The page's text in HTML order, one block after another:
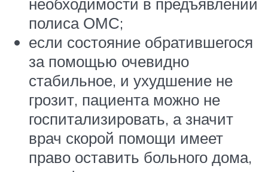
полиса ОМС;
если состояние обратившегося
за помощью очевидно
стабильное, и ухудшение не
грозит, пациента можно не
госпитализировать, а значит
врач скорой помощи имеет
право оставить больного дома,